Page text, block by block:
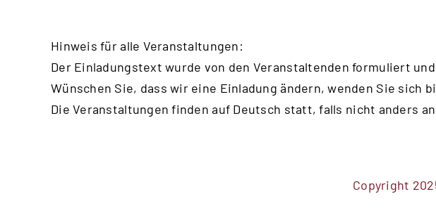
Hinweis für alle Veranstaltungen:
Der Einladungstext wurde von den Veranstaltenden formuliert
Wünschen Sie, dass wir eine Einladung ändern, wenden Sie sich
Die Veranstaltungen finden auf Deutsch statt, falls nicht anders
Copyright